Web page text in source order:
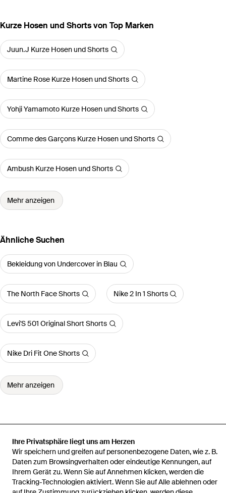
Ihre Privatsphäre liegt uns am Herzen
Wir speichern und greifen auf personenbezogene Daten, wie z. B.
Daten zum Browsingverhalten oder eindeutige Kennungen, auf
Ihrem Gerät zu. Wenn Sie auf Annehmen klicken, werden die
Tracking-Technologien aktiviert. Wenn Sie auf Alle ablehnen oder
Kurze Hosen und Shorts von Top Marken
Juun.J Kurze Hosen und Shorts
Martine Rose Kurze Hosen und Shorts
Yohji Yamamoto Kurze Hosen und Shorts
Comme des Garçons Kurze Hosen und Shorts
Ambush Kurze Hosen und Shorts
Mehr anzeigen
Ähnliche Suchen
Bekleidung von Undercover in Blau
The North Face Shorts Nike 2 In 1 Shorts
Levi'S 501 Original Short Shorts
Nike Dri Fit One Shorts
Mehr anzeigen
Startseite Damen Kurze Hosen und Shorts
Hosen und Shorts
Frottee-Shorts Mit Streifen